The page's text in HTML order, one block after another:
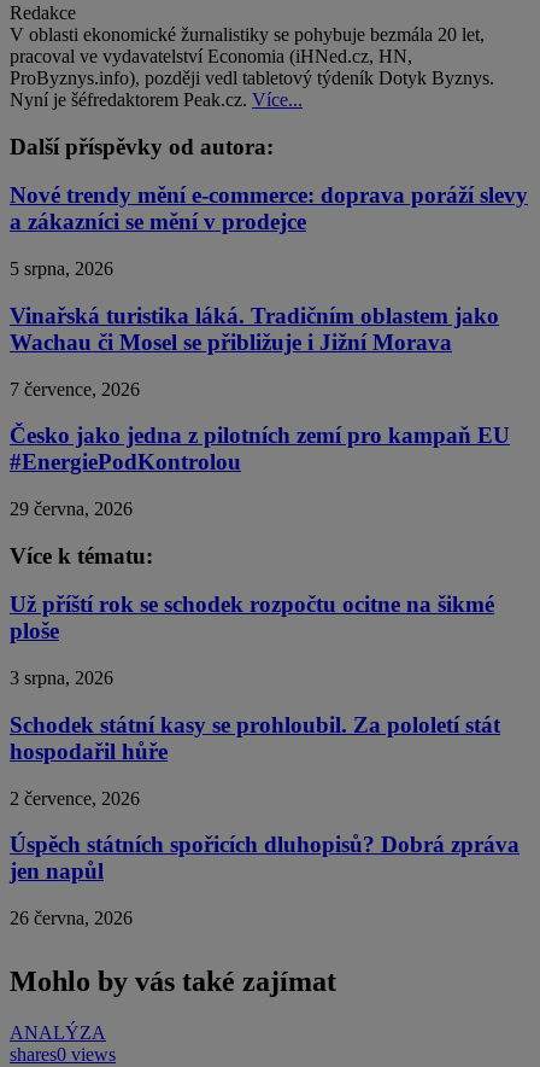
Redakce
V oblasti ekonomické žurnalistiky se pohybuje bezmála 20 let,
pracoval ve vydavatelství Economia (iHNed.cz, HN,
ProByznys.info), později vedl tabletový týdeník Dotyk Byznys.
Nyní je šéfredaktorem Peak.cz. Více...
Další příspěvky od autora:
Nové trendy mění e-commerce: doprava poráží slevy
a zákazníci se mění v prodejce
5 srpna, 2026
Vinařská turistika láká. Tradičním oblastem jako
Wachau či Mosel se přibližuje i Jižní Morava
7 července, 2026
Česko jako jedna z pilotních zemí pro kampaň EU
#EnergiePodKontrolou
29 června, 2026
Více k tématu:
Už příští rok se schodek rozpočtu ocitne na šikmé
ploše
3 srpna, 2026
Schodek státní kasy se prohloubil. Za pololetí stát
hospodařil hůře
2 července, 2026
Úspěch státních spořicích dluhopisů? Dobrá zpráva
jen napůl
26 června, 2026
Mohlo by vás také zajímat
ANALÝZA
shares0 views